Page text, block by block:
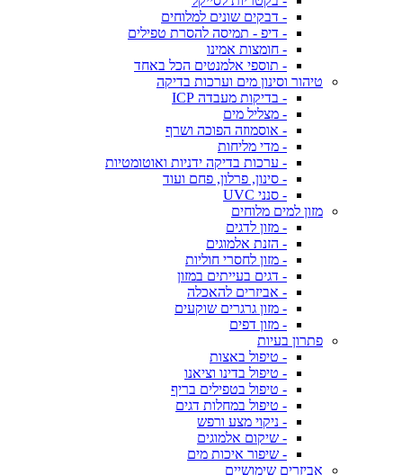
- דבקים שונים למלוחים
- דיפ - תמיסה להסרת טפילים
- חומצות אמינו
- תוספי אלמנטים הכל באחד
טיהור וסינון מים וערכות בדיקה
- בדיקות מעבדה ICP
- מצליל מים
- אוסמוזה הפוכה ושרף
- מדי מליחות
- ערכות בדיקה ידניות ואוטומטיות
- סינון, פרלון, פחם ועוד
- סנני UVC
מזון למים מלוחים
- מזון לדגים
- הזנת אלמוגים
- מזון לחסרי חוליות
- דגים בעייתים במזון
- אביזרים להאכלה
- מזון גרגרים שוקעים
- מזון דפים
פתרון בעיות
- טיפול באצות
- טיפול בדינו וציאנו
- טיפול בטפילים בריף
- טיפול במחלות דגים
- ניקוי מצע ורפש
- שיקום אלמוגים
- שיפור איכות מים
אביזרים שימושיים